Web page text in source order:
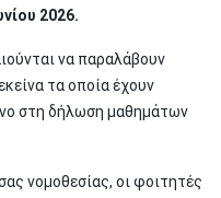
2026.
να παραλάβουν
τα οποία έχουν
στη δήλωση μαθημάτων
νομοθεσίας, οι φοιτητές